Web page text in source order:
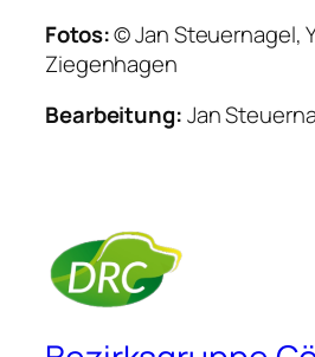
Fotos:© Jan Steuernagel,
Ziegenhagen
Bearbeitung:Jan